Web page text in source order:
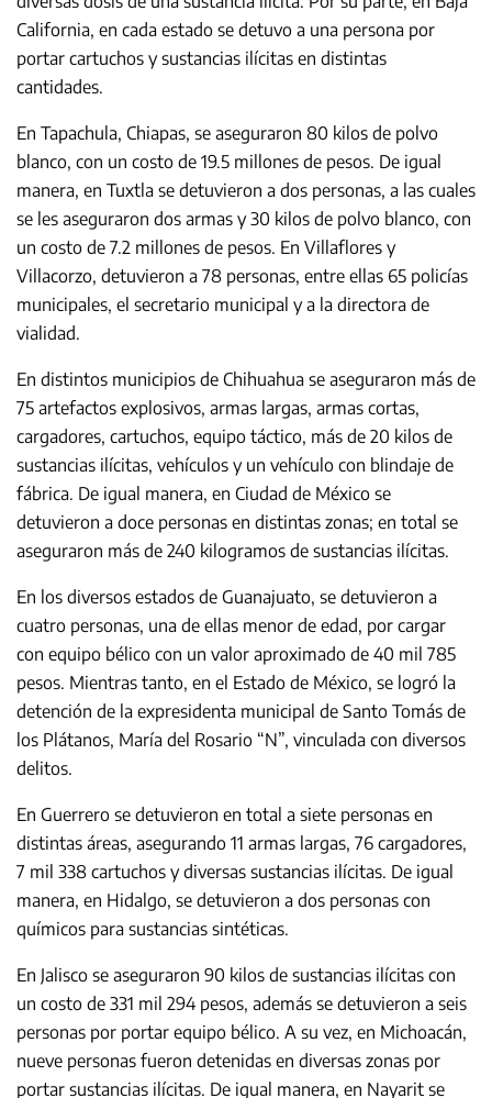
California, en cada estado se detuvo a una persona por
portar cartuchos y sustancias ilícitas en distintas
cantidades.
En Tapachula, Chiapas, se aseguraron 80 kilos de polvo
blanco, con un costo de 19.5 millones de pesos. De igual
manera, en Tuxtla se detuvieron a dos personas, a las cuales
se les aseguraron dos armas y 30 kilos de polvo blanco, con
un costo de 7.2 millones de pesos. En Villaflores y
Villacorzo, detuvieron a 78 personas, entre ellas 65 policías
municipales, el secretario municipal y a la directora de
vialidad.
En distintos municipios de Chihuahua se aseguraron más de
75 artefactos explosivos, armas largas, armas cortas,
cargadores, cartuchos, equipo táctico, más de 20 kilos de
sustancias ilícitas, vehículos y un vehículo con blindaje de
fábrica. De igual manera, en Ciudad de México se
detuvieron a doce personas en distintas zonas; en total se
aseguraron más de 240 kilogramos de sustancias ilícitas.
En los diversos estados de Guanajuato, se detuvieron a
cuatro personas, una de ellas menor de edad, por cargar
con equipo bélico con un valor aproximado de 40 mil 785
pesos. Mientras tanto, en el Estado de México, se logró la
detención de la expresidenta municipal de Santo Tomás de
los Plátanos, María del Rosario “N”, vinculada con diversos
delitos.
En Guerrero se detuvieron en total a siete personas en
distintas áreas, asegurando 11 armas largas, 76 cargadores,
7 mil 338 cartuchos y diversas sustancias ilícitas. De igual
manera, en Hidalgo, se detuvieron a dos personas con
químicos para sustancias sintéticas.
En Jalisco se aseguraron 90 kilos de sustancias ilícitas con
un costo de 331 mil 294 pesos, además se detuvieron a seis
personas por portar equipo bélico. A su vez, en Michoacán,
nueve personas fueron detenidas en diversas zonas por
portar sustancias ilícitas. De igual manera, en Nayarit se